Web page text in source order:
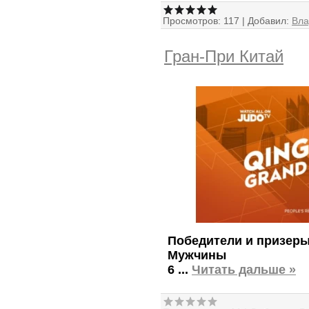
Просмотров: 117 | Добавил:
Гран-При Китай
Победители и
Мужчины
6 ... Читать дальше »